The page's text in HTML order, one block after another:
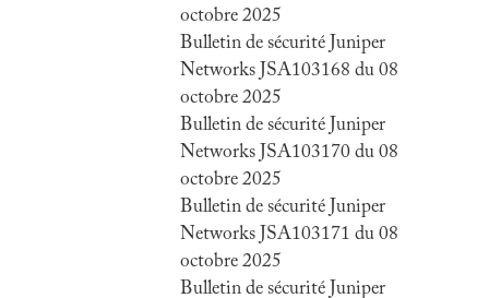
octobre 2025
Bulletin de sécurité Juniper
Networks JSA103168 du 08
octobre 2025
Bulletin de sécurité Juniper
Networks JSA103170 du 08
octobre 2025
Bulletin de sécurité Juniper
Networks JSA103171 du 08
octobre 2025
Bulletin de sécurité Juniper